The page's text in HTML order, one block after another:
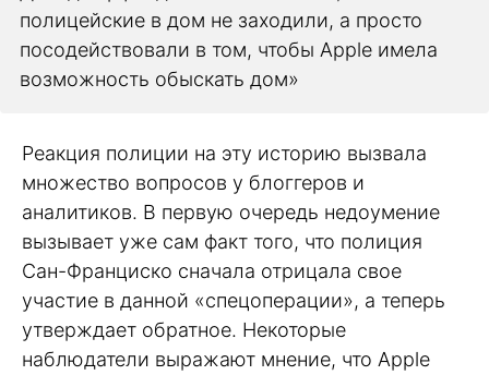
полицейские в дом не заходили, а просто
посодействовали в том, чтобы Apple имела
возможность обыскать дом»
Реакция полиции на эту историю вызвала
множество вопросов у блоггеров и
аналитиков. В первую очередь недоумение
вызывает уже сам факт того, что полиция
Сан-Франциско сначала отрицала свое
участие в данной «спецоперации», а теперь
утверждает обратное. Некоторые
наблюдатели выражают мнение, что Apple